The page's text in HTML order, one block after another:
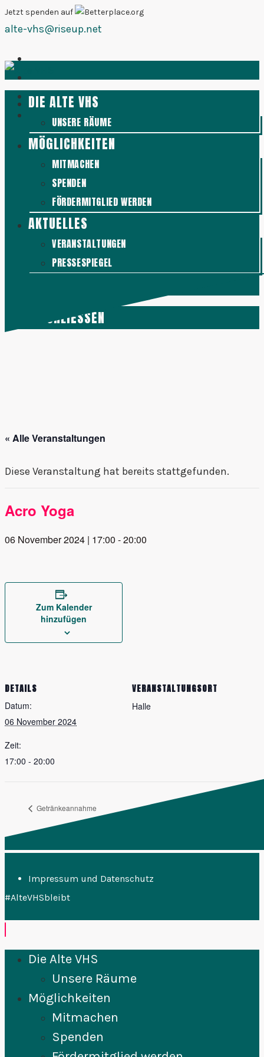
Zum
Inhalt
Jetzt spenden auf
alte-vhs@riseup.net
DIE ALTE VHS
UNSERE RÄUME
MÖGLICHKEITEN
MITMACHEN
SPENDEN
FÖRDERMITGLIED WERDEN
AKTUELLES
VERANSTALTUNGEN
PRESSESPIEGEL
SCHLIESSEN
« Alle Veranstaltungen
Diese Veranstaltung hat bereits stattgefunden.
Acro Yoga
06 November 2024 | 17:00 -20:00
Zum Kalender
hinzufügen
DETAILS
Datum:
06 November 2024
Zeit:
17:00 - 20:00
VERANSTALTUNGSORT
Halle
Getränkeannahme
Impressum und Datenschutz
#AlteVHSbleibt
Die Alte VHS
Unsere Räume
Möglichkeiten
Mitmachen
Spenden